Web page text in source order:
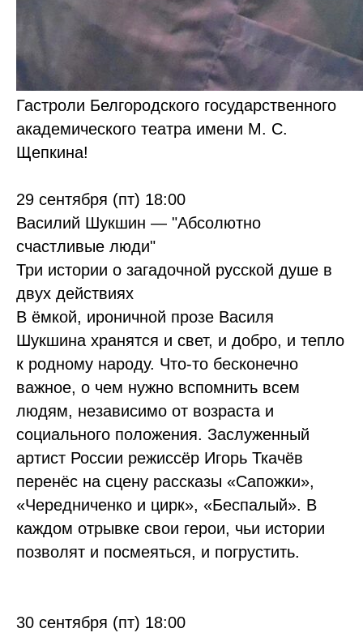
Гастроли Белгородского государственного
академического театра имени М. С.
Щепкина!
29 сентября (пт) 18:00
Василий Шукшин — "Абсолютно
счастливые люди"
Три истории о загадочной русской душе в
двух действиях
В ёмкой, ироничной прозе Василя
Шукшина хранятся и свет, и добро, и тепло
к родному народу. Что-то бесконечно
важное, о чем нужно вспомнить всем
людям, независимо от возраста и
социального положения. Заслуженный
артист России режиссёр Игорь Ткачёв
перенёс на сцену рассказы «Сапожки»,
«Чередниченко и цирк», «Беспалый». В
каждом отрывке свои герои, чьи истории
позволят и посмеяться, и погрустить.
30 сентября (пт) 18:00